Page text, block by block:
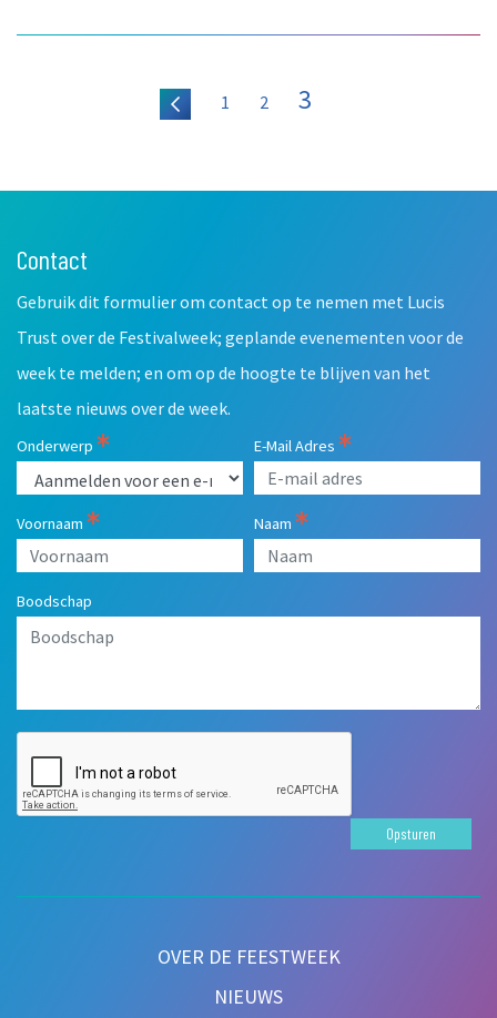
1 2 3
OVER DE FEESTWEEK
NIEUWS
Leave
field
Contact
Gebruik dit formulier om contact op te nemen met Lucis
Trust over de Festivalweek; geplande evenementen voor de
week te melden; en om op de hoogte te blijven van het
laatste nieuws over de week.
Onderwerp E-Mail Adres
Voornaam Naam
Boodschap
Opsturen